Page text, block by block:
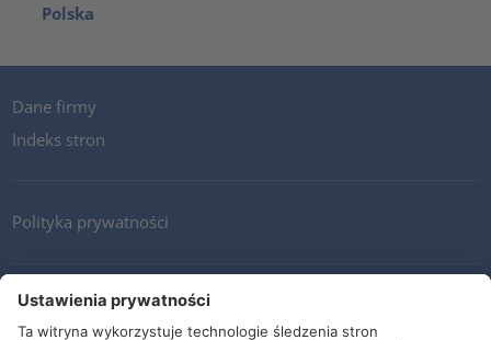
Polska
Dane firmy
Indeks stron
Polityka prywatności